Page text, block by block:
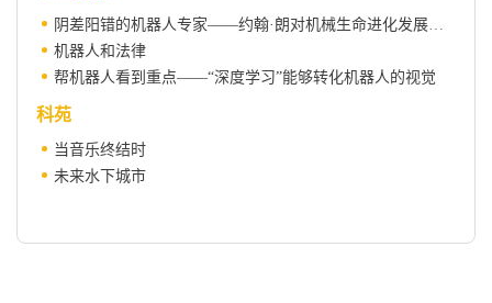
阴差阳错的机器人专家——约翰·朗对机械生命进化发展的探索
机器人和法律
帮机器人看到重点——“深度学习”能够转化机器人的视觉
科苑
当音乐终结时
未来水下城市